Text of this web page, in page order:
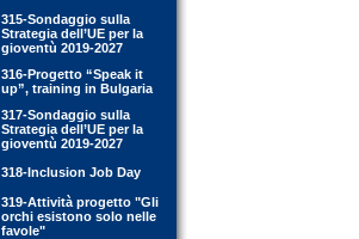
315-Sondaggio sulla
Strategia dell’UE per la
gioventù 2019-2027
316-Progetto “Speak it
up”, training in Bulgaria
317-Sondaggio sulla
Strategia dell’UE per la
gioventù 2019-2027
318-Inclusion Job Day
319-Attività progetto "Gli
orchi esistono solo nelle
favole"